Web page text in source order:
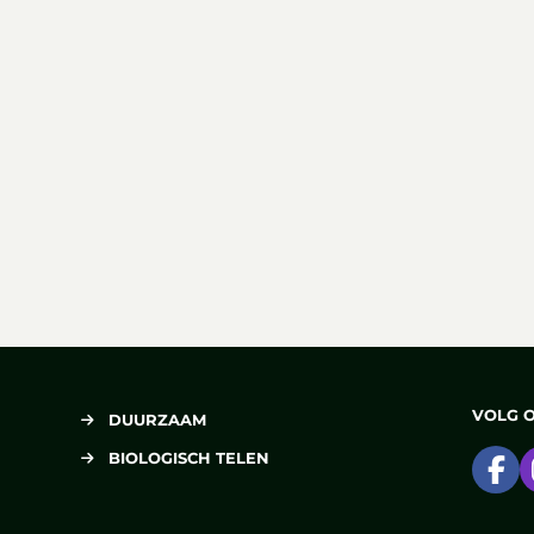
DUURZAAM
BIOLOGISCH TELEN
VOLG